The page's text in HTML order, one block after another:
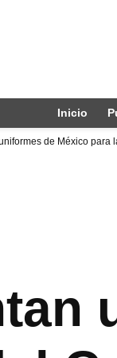
Inicio
de México para